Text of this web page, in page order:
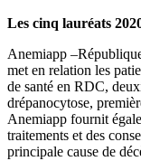
Les cinq lauréats
Anemiapp
met en relation les
de santé en RDC,
drépanocytose,
Anemiapp fournit
traitements et des
principale cause de